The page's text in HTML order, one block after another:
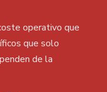
operativo que
que solo
de la